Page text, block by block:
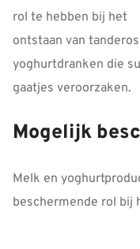
rol te hebben bij het
ontstaan van
yoghurtdranken die
gaatjes veroorzaken.
Mogelijk
Melk en
beschermende rol bij